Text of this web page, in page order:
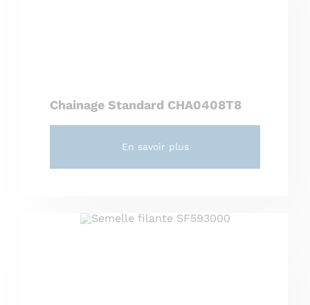
Chainage Standard CHA0408T8
En savoir plus